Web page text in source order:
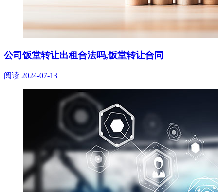
公司饭堂转让出租合法吗,饭堂转让合同
阅读 2024-07-13